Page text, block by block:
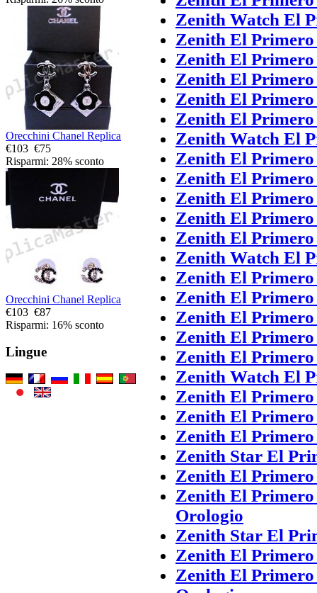
Orecchini Chanel Replica
€103 €75
Risparmi: 28% sconto
Orecchini Chanel Replica
€103 €87
Risparmi: 16% sconto
Lingue
Zenith Watch El
Zenith El
Zenith El
Zenith El
Zenith El
Zenith El
Zenith Watch El
Zenith El
Zenith El
Zenith El
Zenith El
Zenith El
Zenith Watch El
Zenith El
Zenith El
Zenith El
Zenith El
Zenith El
Zenith Watch El
Zenith El
Zenith El
Zenith El
Zenith Star El
Zenith El
Zenith El Primero
Orologio
Zenith Star El
Zenith El
Zenith El Primero